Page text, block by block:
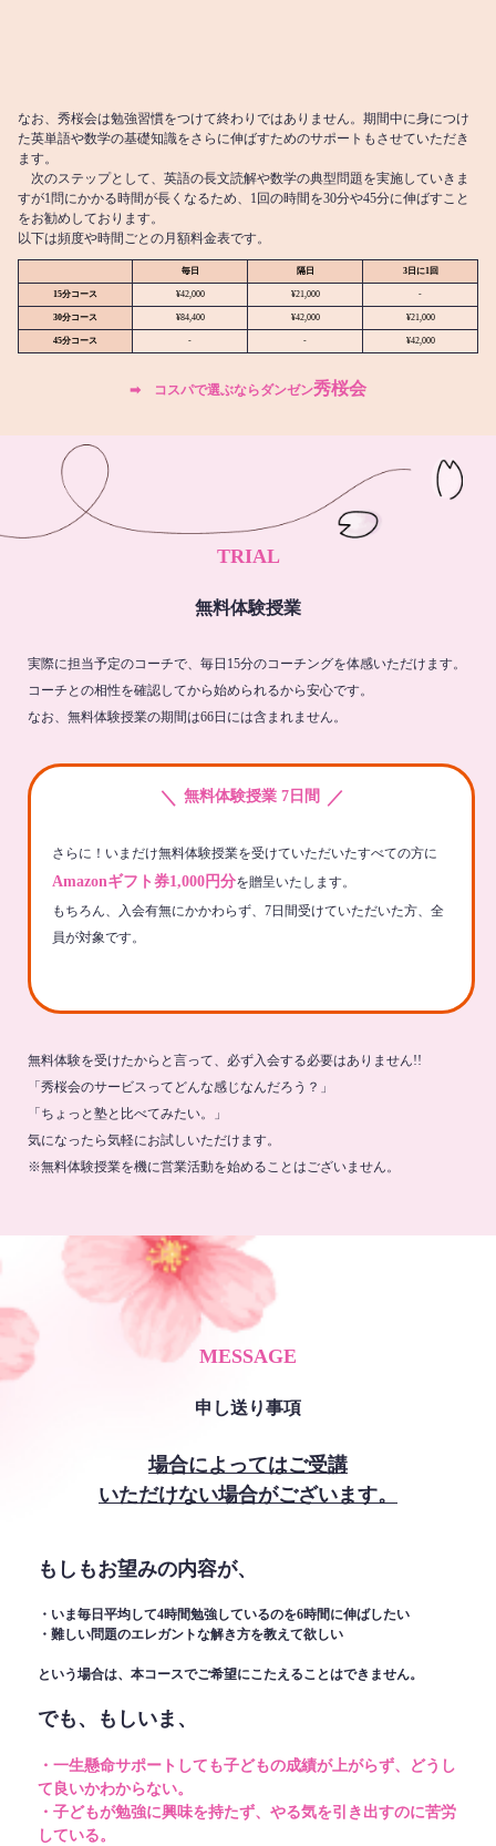
なお、秀桜会は勉強習慣をつけて終わりではありません。期間中に身につけ
た英単語や数学の基礎知識をさらに伸ばすためのサポートもさせていただき
ます。
次のステップとして、英語の長文読解や数学の典型問題を実施していきま
すが1問にかかる時間が長くなるため、1回の時間を30分や45分に伸ばすこと
をお勧めしております。
以下は頻度や時間ごとの月額料金表です。
毎日 隔日 3日に1回
15分コース ¥42,000 ¥21,000 -
30分コース ¥84,400 ¥42,000 ¥21,000
45分コース - - ¥42,000
➡︎ コスパで選ぶならダンゼン秀桜会
TRIAL
無料体験授業
実際に担当予定のコーチで、毎日15分のコーチングを体感いただけます。
コーチとの相性を確認してから始められるから安心です。
なお、無料体験授業の期間は66日には含まれません。
＼ 無料体験授業 7日間 ／
さらに！いまだけ無料体験授業を受けていただいたすべての方に
Amazonギフト券1,000円分を贈呈いたします。
もちろん、入会有無にかかわらず、7日間受けていただいた方、全
員が対象です。
無料体験を受けたからと言って、必ず入会する必要はありません!!
「秀桜会のサービスってどんな感じなんだろう？」
「ちょっと塾と比べてみたい。」
気になったら気軽にお試しいただけます。
※無料体験授業を機に営業活動を始めることはございません。
MESSAGE
申し送り事項
場合によってはご受講
いただけない場合がございます。
もしもお望みの内容が、
・いま毎日平均して4時間勉強しているのを6時間に伸ばしたい
・難しい問題のエレガントな解き方を教えて欲しい
という場合は、本コースでご希望にこたえることはできません。
でも、もしいま、
・一生懸命サポートしても子どもの成績が上がらず、どうし
て良いかわからない。
・子どもが勉強に興味を持たず、やる気を引き出すのに苦労
している。